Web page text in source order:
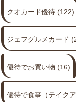
クオカード優待 (122)
ジェフグルメカード
優待でお買い物 (16)
優待で食事（テイクア